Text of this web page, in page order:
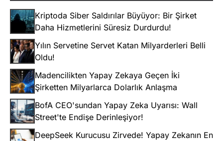
Kriptoda Siber Saldırılar Büyüyor: Bir Şirket
Daha Hizmetlerini Süresiz Durdurdu!
Yılın Servetine Servet Katan Milyarderleri Belli
Oldu!
Madencilikten Yapay Zekaya Geçen İki
Şirketten Milyarlarca Dolarlık Anlaşma
BofA CEO'sundan Yapay Zeka Uyarısı: Wall
Street'te Endişe Derinleşiyor!
DeepSeek Kurucusu Zirvede! Yapay Zekanın En